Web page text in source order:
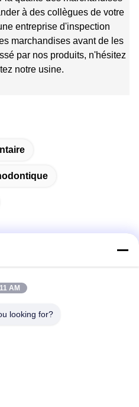
à des collègues de votre
entreprise d'inspection
marchandises avant de les
par nos produits, n'hésitez
notre usine.
pas.1, LingangRd, sous-
AM
looking for?